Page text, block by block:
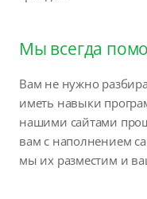
Мы всегда
Вам не нужно
иметь навыки
нашими сайтами
вам с наполнением
мы их разместим и